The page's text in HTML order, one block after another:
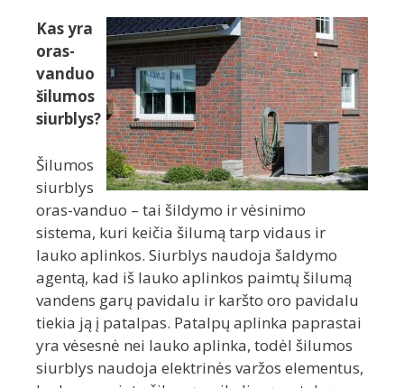
Kas yra
oras-
vanduo
šilumos
siurblys?
Šilumos
siurblys
oras-vanduo – tai šildymo ir vėsinimo
sistema, kuri keičia šilumą tarp vidaus ir
lauko aplinkos. Siurblys naudoja šaldymo
agentą, kad iš lauko aplinkos paimtų šilumą
vandens garų pavidalu ir karšto oro pavidalu
tiekia ją į patalpas. Patalpų aplinka paprastai
yra vėsesnė nei lauko aplinka, todėl šilumos
siurblys naudoja elektrinės varžos elementus,